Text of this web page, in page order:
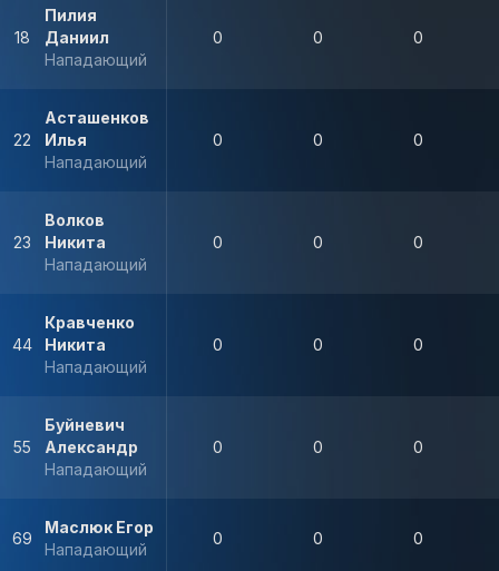
18
Пилия
Даниил
Нападающий
0 0 0
22
Асташенков
Илья
Нападающий
0 0 0
23
Волков
Никита
Нападающий
0 0 0
44
Кравченко
Никита
Нападающий
0 0 0
55
Буйневич
Александр
Нападающий
0 0 0
69
Маслюк Егор
Нападающий
0 0 0